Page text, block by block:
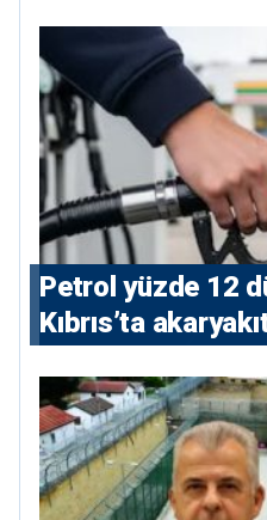
Petrol yüzde 12
Kıbrıs’ta